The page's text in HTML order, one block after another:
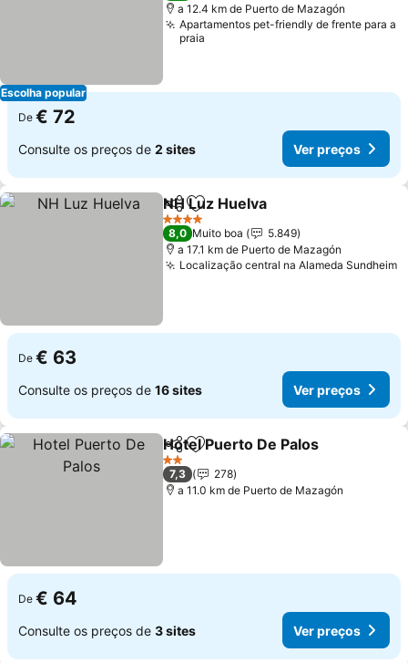
Escolha popular
a 12.4 km de Puerto de Mazagón
Apartamentos pet-friendly de frente para a
praia
De € 72
Consulte os preços de 2 sites Ver preços
PartilharAdicionar aos favoritos
NH Luz Huelva
4 Estrelas
8,0 Muito boa
5.849
a 17.1 km de Puerto de Mazagón
Localização central na Alameda Sundheim
De € 63
Consulte os preços de 16 sites Ver preços
PartilharAdicionar aos favoritos
Hotel Puerto De Palos
2 Estrelas
7,3
278
a 11.0 km de Puerto de Mazagón
De € 64
Consulte os preços de 3 sites Ver preços